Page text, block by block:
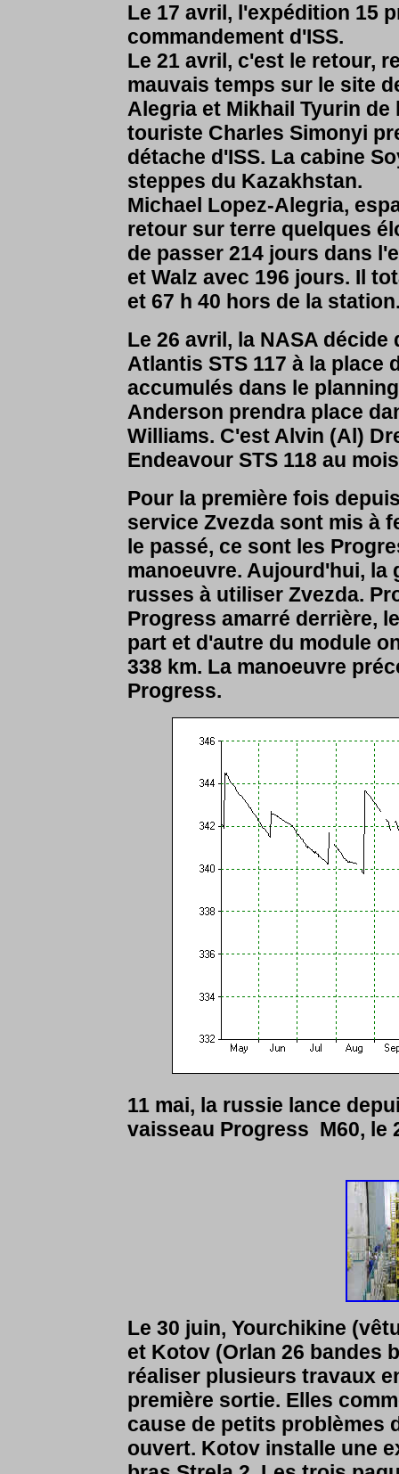
Le 17 avril, l'expédition 15
commandement d'ISS.
Le 21 avril, c'est le retour,
mauvais temps sur le site
Alegria et Mikhail Tyurin
touriste Charles Simonyi
détache d'ISS. La cabine
steppes du Kazakhstan.
Michael Lopez-Alegria,
retour sur terre quelques
de passer 214 jours dans
et Walz avec 196 jours. Il
et 67 h 40 hors de la
Le 26 avril, la NASA
Atlantis STS 117 à la place
accumulés dans le
Anderson prendra place
Williams. C'est Alvin (Al)
Endeavour STS 118 au
Pour la première fois
service Zvezda sont mis à
le passé, ce sont les
manoeuvre. Aujourd'hui, la
russes à utiliser Zvezda.
Progress amarré derrière,
part et d'autre du module
338 km. La manoeuvre
Progress.
11 mai, la russie lance
vaisseau Progress M60, le
Le 30 juin, Yourchikine
et Kotov (Orlan 26 bandes
réaliser plusieurs travaux
première sortie. Elles
cause de petits problèmes
ouvert. Kotov installe une